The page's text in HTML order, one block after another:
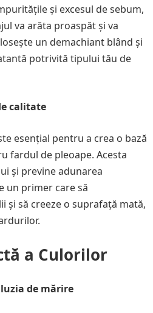
și excesul de sebum,
va arăta proaspăt și va
un demachiant blând și
potrivită tipului tău de
calitate
esențial pentru a crea o bază
fardul de pleoape. Acesta
și previne adunarea
un primer care să
și să creeze o suprafață mată,
a Culorilor
de mărire